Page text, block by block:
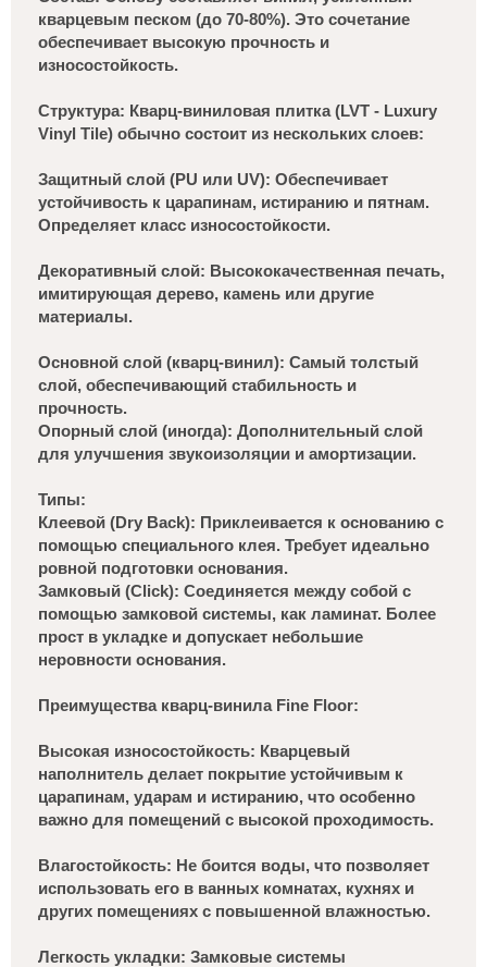
кварцевым песком (до 70-80%). Это сочетание
обеспечивает высокую прочность и
износостойкость.
Структура: Кварц-виниловая плитка (LVT - Luxury
Vinyl Tile) обычно состоит из нескольких слоев:
Защитный слой (PU или UV): Обеспечивает
устойчивость к царапинам, истиранию и пятнам.
Определяет класс износостойкости.
Декоративный слой: Высококачественная печать,
имитирующая дерево, камень или другие
материалы.
Основной слой (кварц-винил): Самый толстый
слой, обеспечивающий стабильность и
прочность.
Опорный слой (иногда): Дополнительный слой
для улучшения звукоизоляции и амортизации.
Типы:
Клеевой (Dry Back): Приклеивается к основанию с
помощью специального клея. Требует идеально
ровной подготовки основания.
Замковый (Click): Соединяется между собой с
помощью замковой системы, как ламинат. Более
прост в укладке и допускает небольшие
неровности основания.
Преимущества кварц-винила Fine Floor:
Высокая износостойкость: Кварцевый
наполнитель делает покрытие устойчивым к
царапинам, ударам и истиранию, что особенно
важно для помещений с высокой проходимость.
Влагостойкость: Не боится воды, что позволяет
использовать его в ванных комнатах, кухнях и
других помещениях с повышенной влажностью.
Легкость укладки: Замковые системы